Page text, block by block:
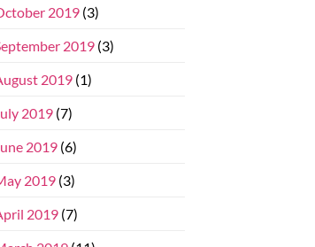
2019(3)
2019(3)
2019(1)
2019(7)
2019(6)
2019(3)
2019(7)